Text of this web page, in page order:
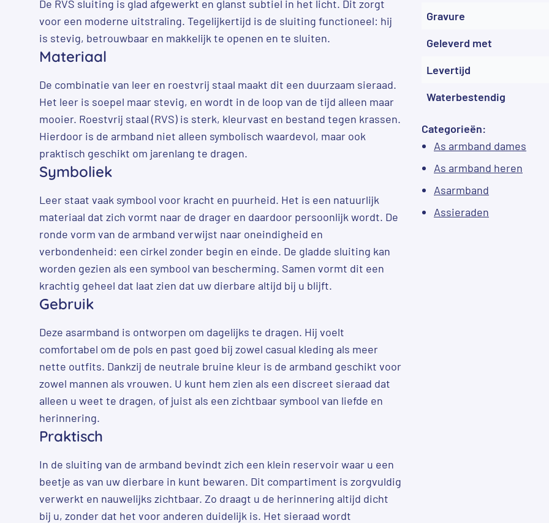
De RVS sluiting is glad afgewerkt en glanst subtiel in het licht. Dit zorgt
voor een moderne uitstraling. Tegelijkertijd is de sluiting functioneel: hij
is stevig, betrouwbaar en makkelijk te openen en te sluiten.
Materiaal
De combinatie van leer en roestvrij staal maakt dit een duurzaam sieraad.
Het leer is soepel maar stevig, en wordt in de loop van de tijd alleen maar
mooier. Roestvrij staal (RVS) is sterk, kleurvast en bestand tegen krassen.
Hierdoor is de armband niet alleen symbolisch waardevol, maar ook
praktisch geschikt om jarenlang te dragen.
Symboliek
Leer staat vaak symbool voor kracht en puurheid. Het is een natuurlijk
materiaal dat zich vormt naar de drager en daardoor persoonlijk wordt. De
ronde vorm van de armband verwijst naar oneindigheid en
verbondenheid: een cirkel zonder begin en einde. De gladde sluiting kan
worden gezien als een symbool van bescherming. Samen vormt dit een
krachtig geheel dat laat zien dat uw dierbare altijd bij u blijft.
Gebruik
Deze asarmband is ontworpen om dagelijks te dragen. Hij voelt
comfortabel om de pols en past goed bij zowel casual kleding als meer
nette outfits. Dankzij de neutrale bruine kleur is de armband geschikt voor
zowel mannen als vrouwen. U kunt hem zien als een discreet sieraad dat
alleen u weet te dragen, of juist als een zichtbaar symbool van liefde en
herinnering.
Praktisch
In de sluiting van de armband bevindt zich een klein reservoir waar u een
beetje as van uw dierbare in kunt bewaren. Dit compartiment is zorgvuldig
verwerkt en nauwelijks zichtbaar. Zo draagt u de herinnering altijd dicht
bij u, zonder dat het voor anderen duidelijk is. Het sieraad wordt
Gravure
Geleverd met
Levertijd
Waterbestendig
Categorieën:
As armband dames
As armband heren
Asarmband
Assieraden